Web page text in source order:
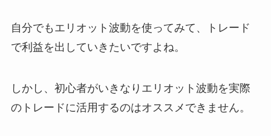
自分でもエリオット波動を使ってみて、トレード
で利益を出していきたいですよね。
しかし、初心者がいきなりエリオット波動を実際
のトレードに活用するのはオススメできません。